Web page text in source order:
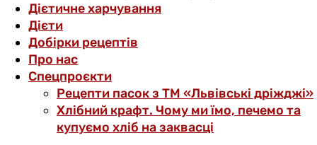
Дієтичне харчування
Дієти
Добірки рецептів
Про нас
Спецпроєкти
Рецепти пасок з ТМ «Львівські дріжджі»
Хлібний крафт. Чому ми їмо, печемо та
купуємо хліб на заквасці